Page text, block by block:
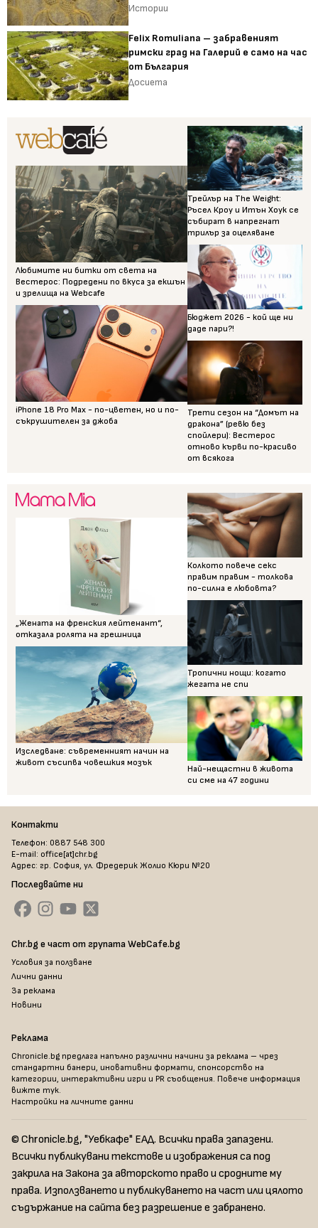
Истории
Felix Romuliana – забравеният
римски град на Галерий е само на час
от България
Досиета
Любимите ни битки от света на
Вестерос: Подредени по вкуса за екшън
и зрелища на Webcafe
iPhone 18 Pro Max - по-цветен, но и по-
съкрушителен за джоба
Трейлър на The Weight:
Ръсел Кроу и Итън Хоук се
събират в напрегнат
трилър за оцеляване
Бюджет 2026 - кой ще ни
даде пари?!
Трети сезон на “Домът на
дракона” (ревю без
спойлери): Вестерос
отново кърви по-красиво
от всякога
„Жената на френския лейтенант“,
отказала ролята на грешница
Изследване: съвременният начин на
живот съсипва човешкия мозък
Колкото повече секс
правим правим - толкова
по-силна е любовта?
Тропични нощи: когато
жегата не спи
Най-нещастни в живота
си сме на 47 години
Контакти
Телефон: 0887 548 300
E-mail: office[at]chr.bg
Адрес: гр. София, ул. Фредерик Жолио Кюри №20
Последвайте ни
Chr.bg е част от групата WebCafe.bg
Условия за ползване
Лични данни
За реклама
Новини
Реклама
Chronicle.bg предлага напълно различни начини за реклама – чрез
стандартни банери, иновативни формати, спонсорство на
категории, интерактивни игри и PR съобщения. Повече информация
вижте тук.
Настройки на личните данни
© Chronicle.bg, "Уебкафе" ЕАД. Всички права запазени.
Всички публикувани текстове и изображения са под
закрила на Закона за авторското право и сродните му
права. Използването и публикуването на част или цялото
съдържание на сайта без разрешение е забранено.